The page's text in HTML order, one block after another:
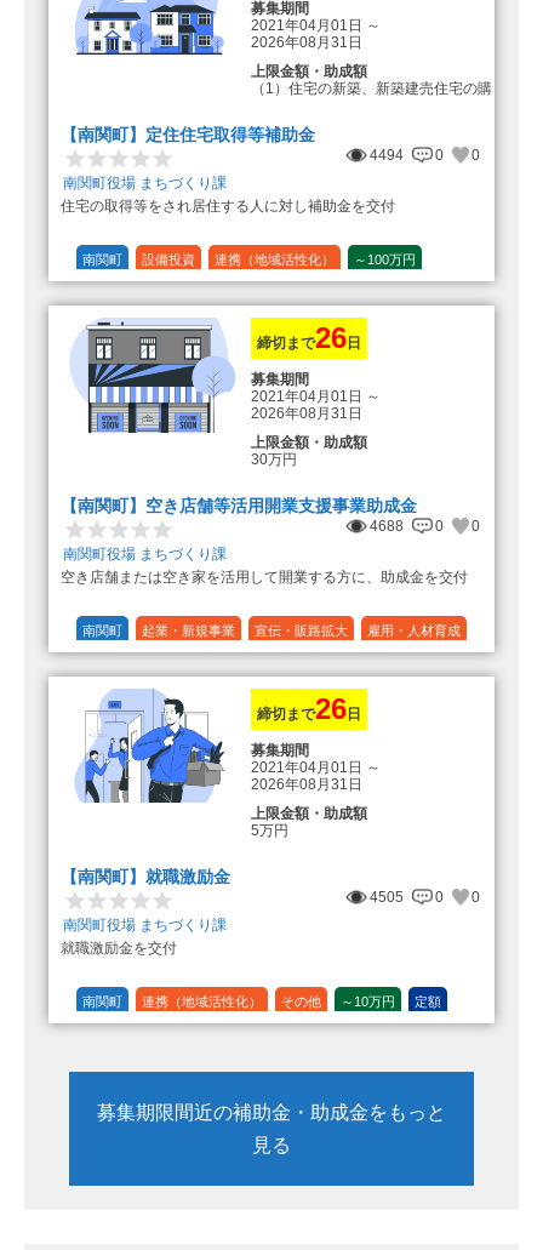
募集期間
2021年04月01日 ～
2026年08月31日
上限金額・助成額
（1）住宅の新築、新築建売住宅の購
登録事業者利用の場合25万円加
算（50万円＋25万円加算＝75万円）
算（25万円＋25万円加算＝50万円）
（3）住宅リフォーム 経費の20％
の額（限度額50万円）
（最大で50万円＋25万円加算＝75万
【南関町】定住住宅取得等補助金
4494 0
0
南関町役場 まちづくり課
住宅の取得等をされ居住する人に対し補助金を交付
南関町 設備投資 連携（地域活性化） ～100万円
締切まで26 日
募集期間
2021年04月01日 ～
2026年08月31日
上限金額・助成額
30万円
【南関町】空き店舗等活用開業支援事業助成金
4688 0
0
南関町役場 まちづくり課
空き店舗または空き家を活用して開業する方に、助成金を交付
南関町 起業・新規事業 宣伝・販路拡大 雇用・人材育成
1/3 (33%)
締切まで26日
募集期間
2021年04月01日 ～
2026年08月31日
上限金額・助成額
5万円
【南関町】就職激励金
4505 0
0
南関町役場 まちづくり課
就職激励金を交付
南関町 連携（地域活性化） その他 ～10万円 定額
募集期限間近の補助金・助成金をもっと
見る